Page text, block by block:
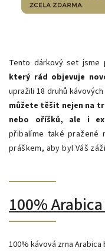
Tento dárkový set jsme
který rád objevuje
upražili 18 druhů
můžete těšit nejen na
nebo oříšků, ale i
přibalíme taképražené
práškem, aby byl Váš
100%
100% kávová zrna